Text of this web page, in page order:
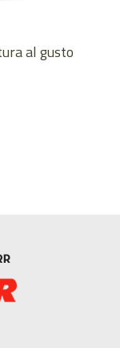
al gusto